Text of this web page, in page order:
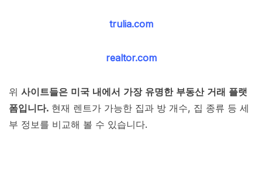
trulia.com
realtor.com
위 사이트들은 미국 내에서 가장 유명한 부동산 거래 플랫
폼입니다. 현재 렌트가 가능한 집과 방 개수, 집 종류 등 세
부 정보를 비교해 볼 수 있습니다.